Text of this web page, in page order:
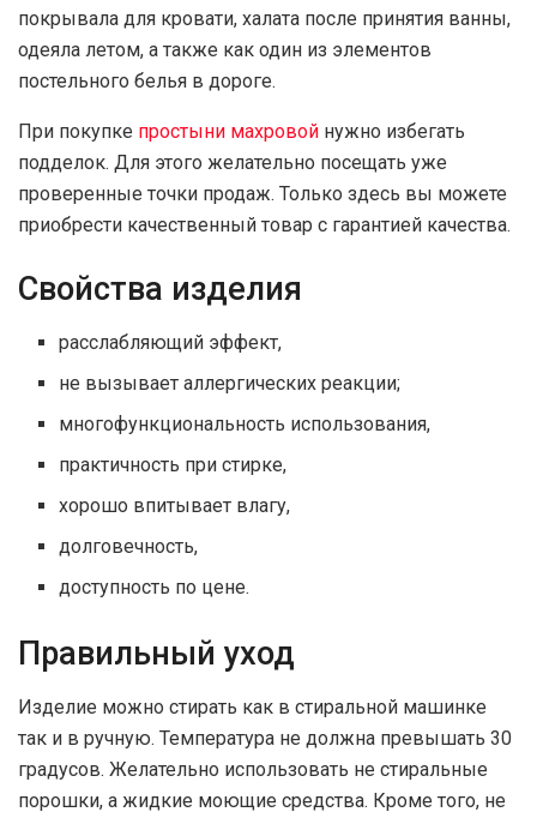
покрывала для кровати, халата после принятия ванны,
одеяла летом, а также как один из элементов
постельного белья в дороге.
При покупке простыни махровой нужно избегать
подделок. Для этого желательно посещать уже
проверенные точки продаж. Только здесь вы можете
приобрести качественный товар с гарантией качества.
Свойства изделия
расслабляющий эффект,
не вызывает аллергических реакции;
многофункциональность использования,
практичность при стирке,
хорошо впитывает влагу,
долговечность,
доступность по цене.
Правильный уход
Изделие можно стирать как в стиральной машинке
так и в ручную. Температура не должна превышать 30
градусов. Желательно использовать не стиральные
порошки, а жидкие моющие средства. Кроме того, не